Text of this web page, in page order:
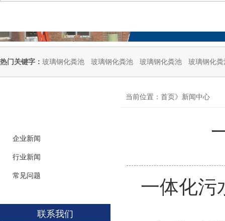
热门关键字： 玻璃钢化粪池 玻璃钢化粪池 玻璃钢化粪池 玻璃钢化粪
企业新闻
行业新闻
常见问题
联系我们
当前位置：首页》新闻中心
一体化污